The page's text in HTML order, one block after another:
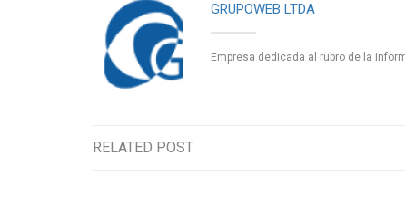
GRUPOWEB LTDA
Empresa dedicada al rubro de la
RELATED POST